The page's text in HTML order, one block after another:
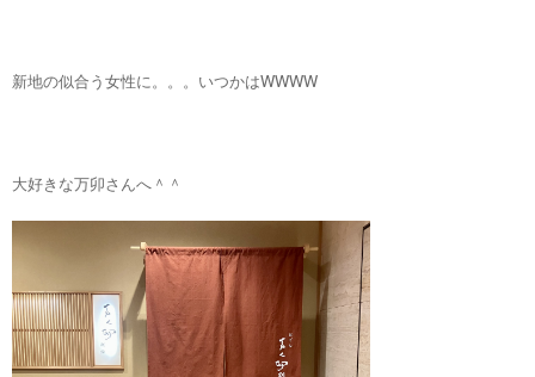
新地の似合う女性に。。。いつかはWWWW
大好きな万卯さんへ＾＾